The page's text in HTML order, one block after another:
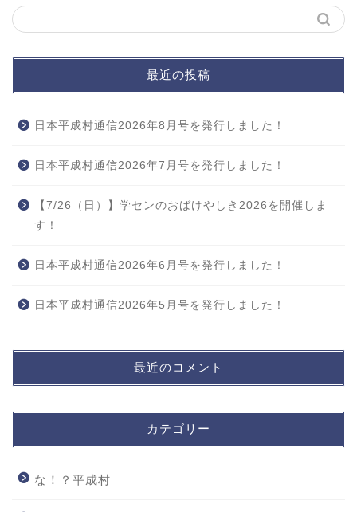
最近の投稿
日本平成村通信2026年8月号を発行しました！
日本平成村通信2026年7月号を発行しました！
【7/26（日）】学センのおばけやしき2026を開催しま
す！
日本平成村通信2026年6月号を発行しました！
日本平成村通信2026年5月号を発行しました！
最近のコメント
カテゴリー
な！？平成村